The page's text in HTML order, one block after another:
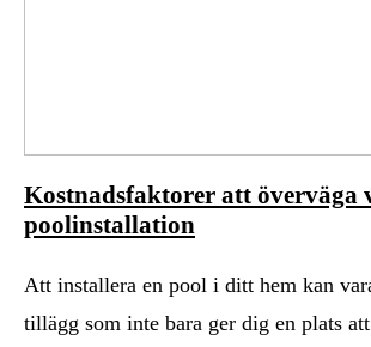
Kostnadsfaktorer att överväga
poolinstallation
Att installera en pool i ditt hem kan
tillägg som inte bara ger dig en plats